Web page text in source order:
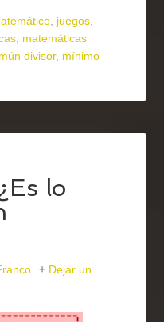
, juegos,
, matemáticas
divisor, mínimo
lo
Dejar un